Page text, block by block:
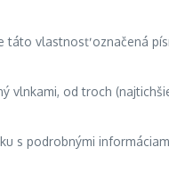
vlastnosť označená
od troch
s podrobnými